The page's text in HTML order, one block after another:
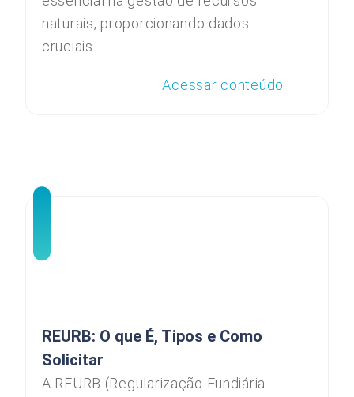
naturais, proporcionando dados
cruciais...
Acessar conteúdo
REURB: O que É, Tipos e Como
Solicitar
A REURB (Regularização Fundiária